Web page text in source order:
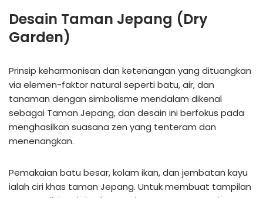
Desain Taman Jepang (Dry
Garden)
Prinsip keharmonisan dan ketenangan yang dituangkan
via elemen-faktor natural seperti batu, air, dan
tanaman dengan simbolisme mendalam dikenal
sebagai Taman Jepang, dan desain ini berfokus pada
menghasilkan suasana zen yang tenteram dan
menenangkan.
Pemakaian batu besar, kolam ikan, dan jembatan kayu
ialah ciri khas taman Jepang. Untuk membuat tampilan